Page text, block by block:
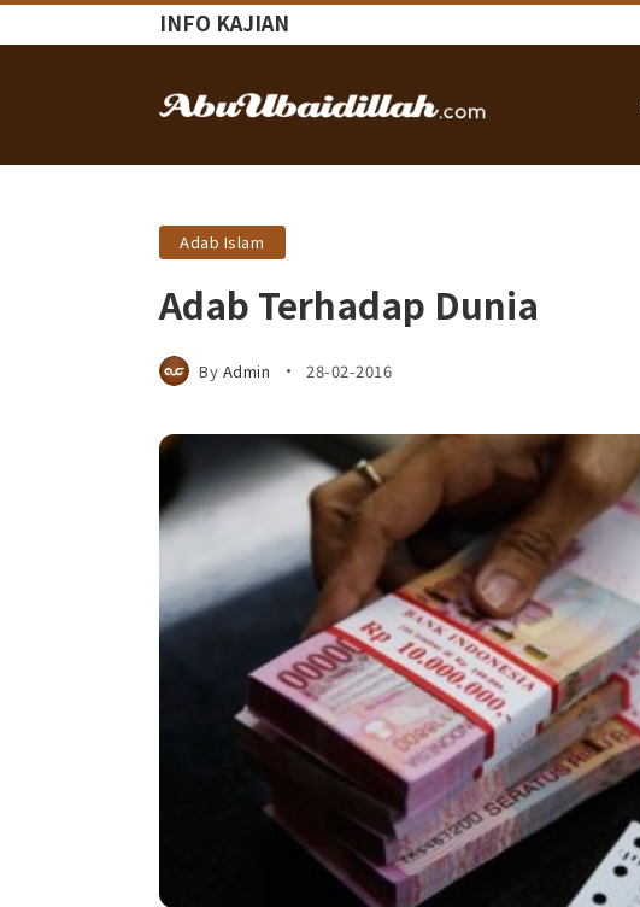
INFO KAJIAN
Adab Islam
Adab Terhadap Dunia
By Admin 28-02-2016